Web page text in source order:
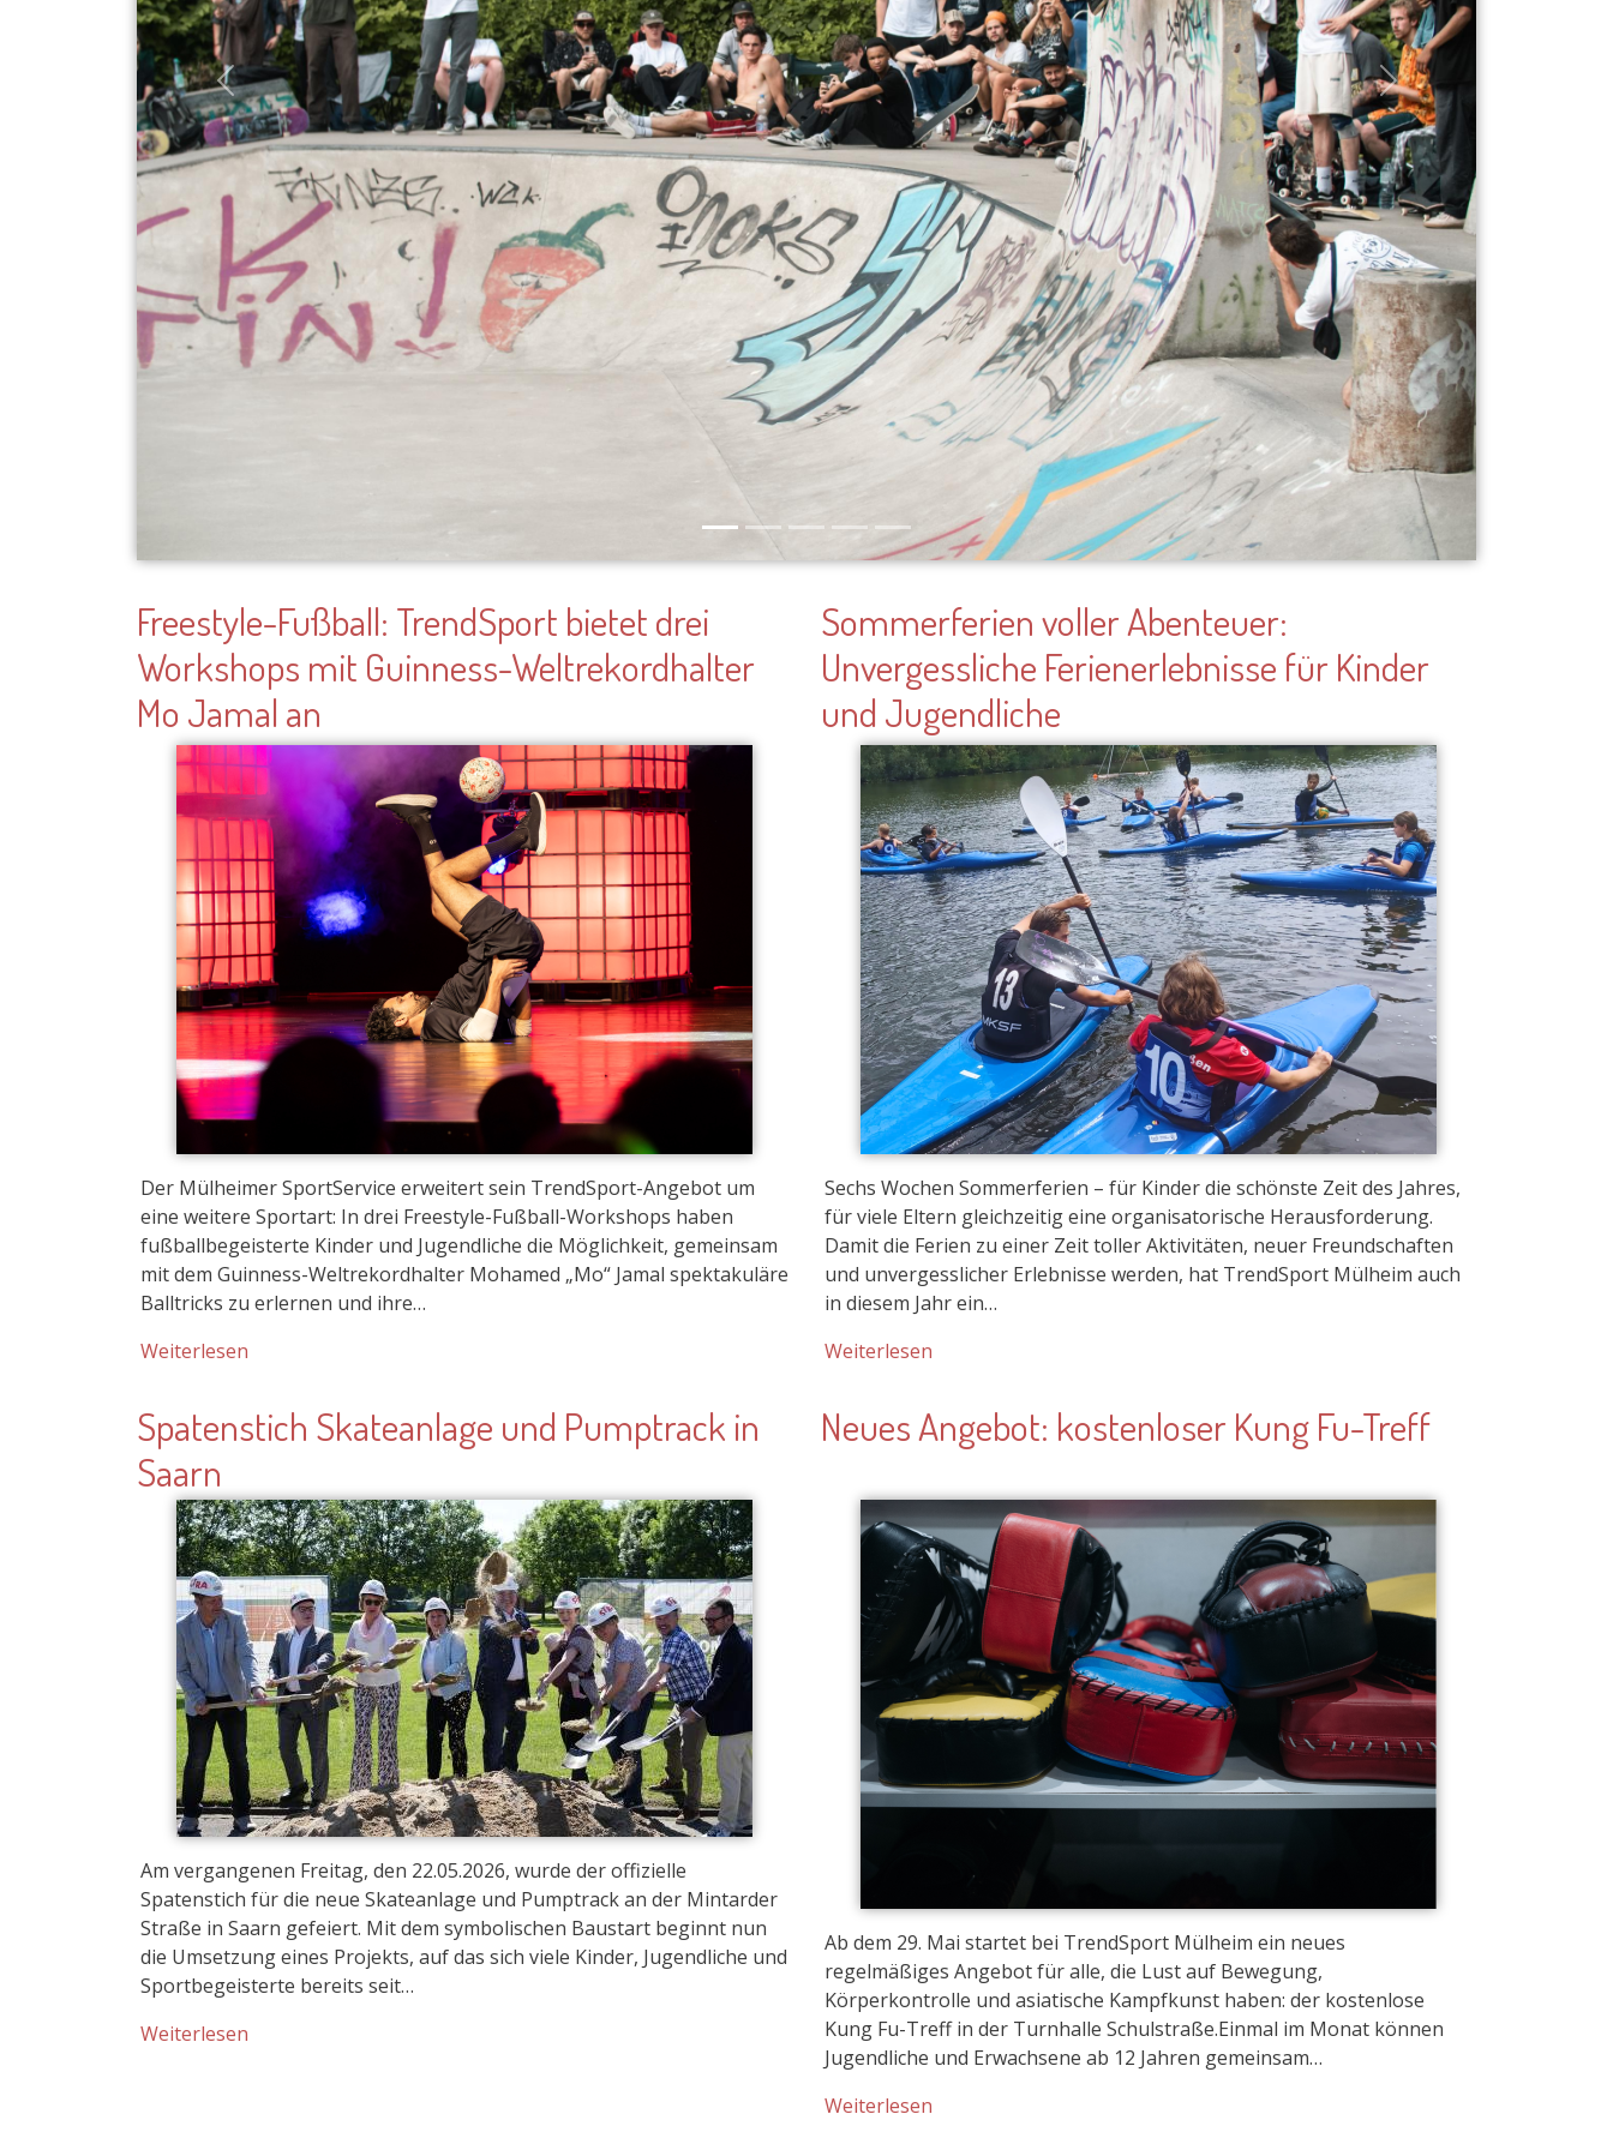
Freestyle-Fußball: TrendSport bietet drei
Workshops mit Guinness-Weltrekordhalter
Der Mülheimer SportService erweitert sein TrendSport-Angebot um
eine weitere Sportart: In drei Freestyle-Fußball-Workshops haben
fußballbegeisterte Kinder und Jugendliche die Möglichkeit, gemeinsam
mit dem Guinness-Weltrekordhalter Mohamed „Mo“ Jamal spektakuläre
Balltricks zu erlernen und ihre…
Weiterlesen
Sommerferien voller Abenteuer:
Unvergessliche Ferienerlebnisse für Kinder
und Jugendliche
Sechs Wochen Sommerferien – für Kinder die schönste Zeit des Jahres,
für viele Eltern gleichzeitig eine organisatorische Herausforderung.
Damit die Ferien zu einer Zeit toller Aktivitäten, neuer Freundschaften
und unvergesslicher Erlebnisse werden, hat TrendSport Mülheim auch
in diesem Jahr ein…
Weiterlesen
Spatenstich Skateanlage und Pumptrack in
Saarn
Bild
Am vergangenen Freitag, den 22.05.2026, wurde der offizielle
Spatenstich für die neue Skateanlage und Pumptrack an der Mintarder
Straße in Saarn gefeiert. Mit dem symbolischen Baustart beginnt nun
die Umsetzung eines Projekts, auf das sich viele Kinder, Jugendliche und
Sportbegeisterte bereits seit…
Weiterlesen
Neues Angebot: kostenloser Kung Fu-Treff
Bild
Ab dem 29. Mai startet bei TrendSport Mülheim ein neues
regelmäßiges Angebot für alle, die Lust auf Bewegung,
Körperkontrolle und asiatische Kampfkunst haben: der kostenlose
Kontakt
Tom Grieseler